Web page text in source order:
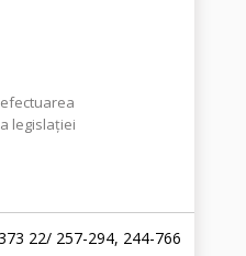
legislaţiei
22/ 257-294, 244-766